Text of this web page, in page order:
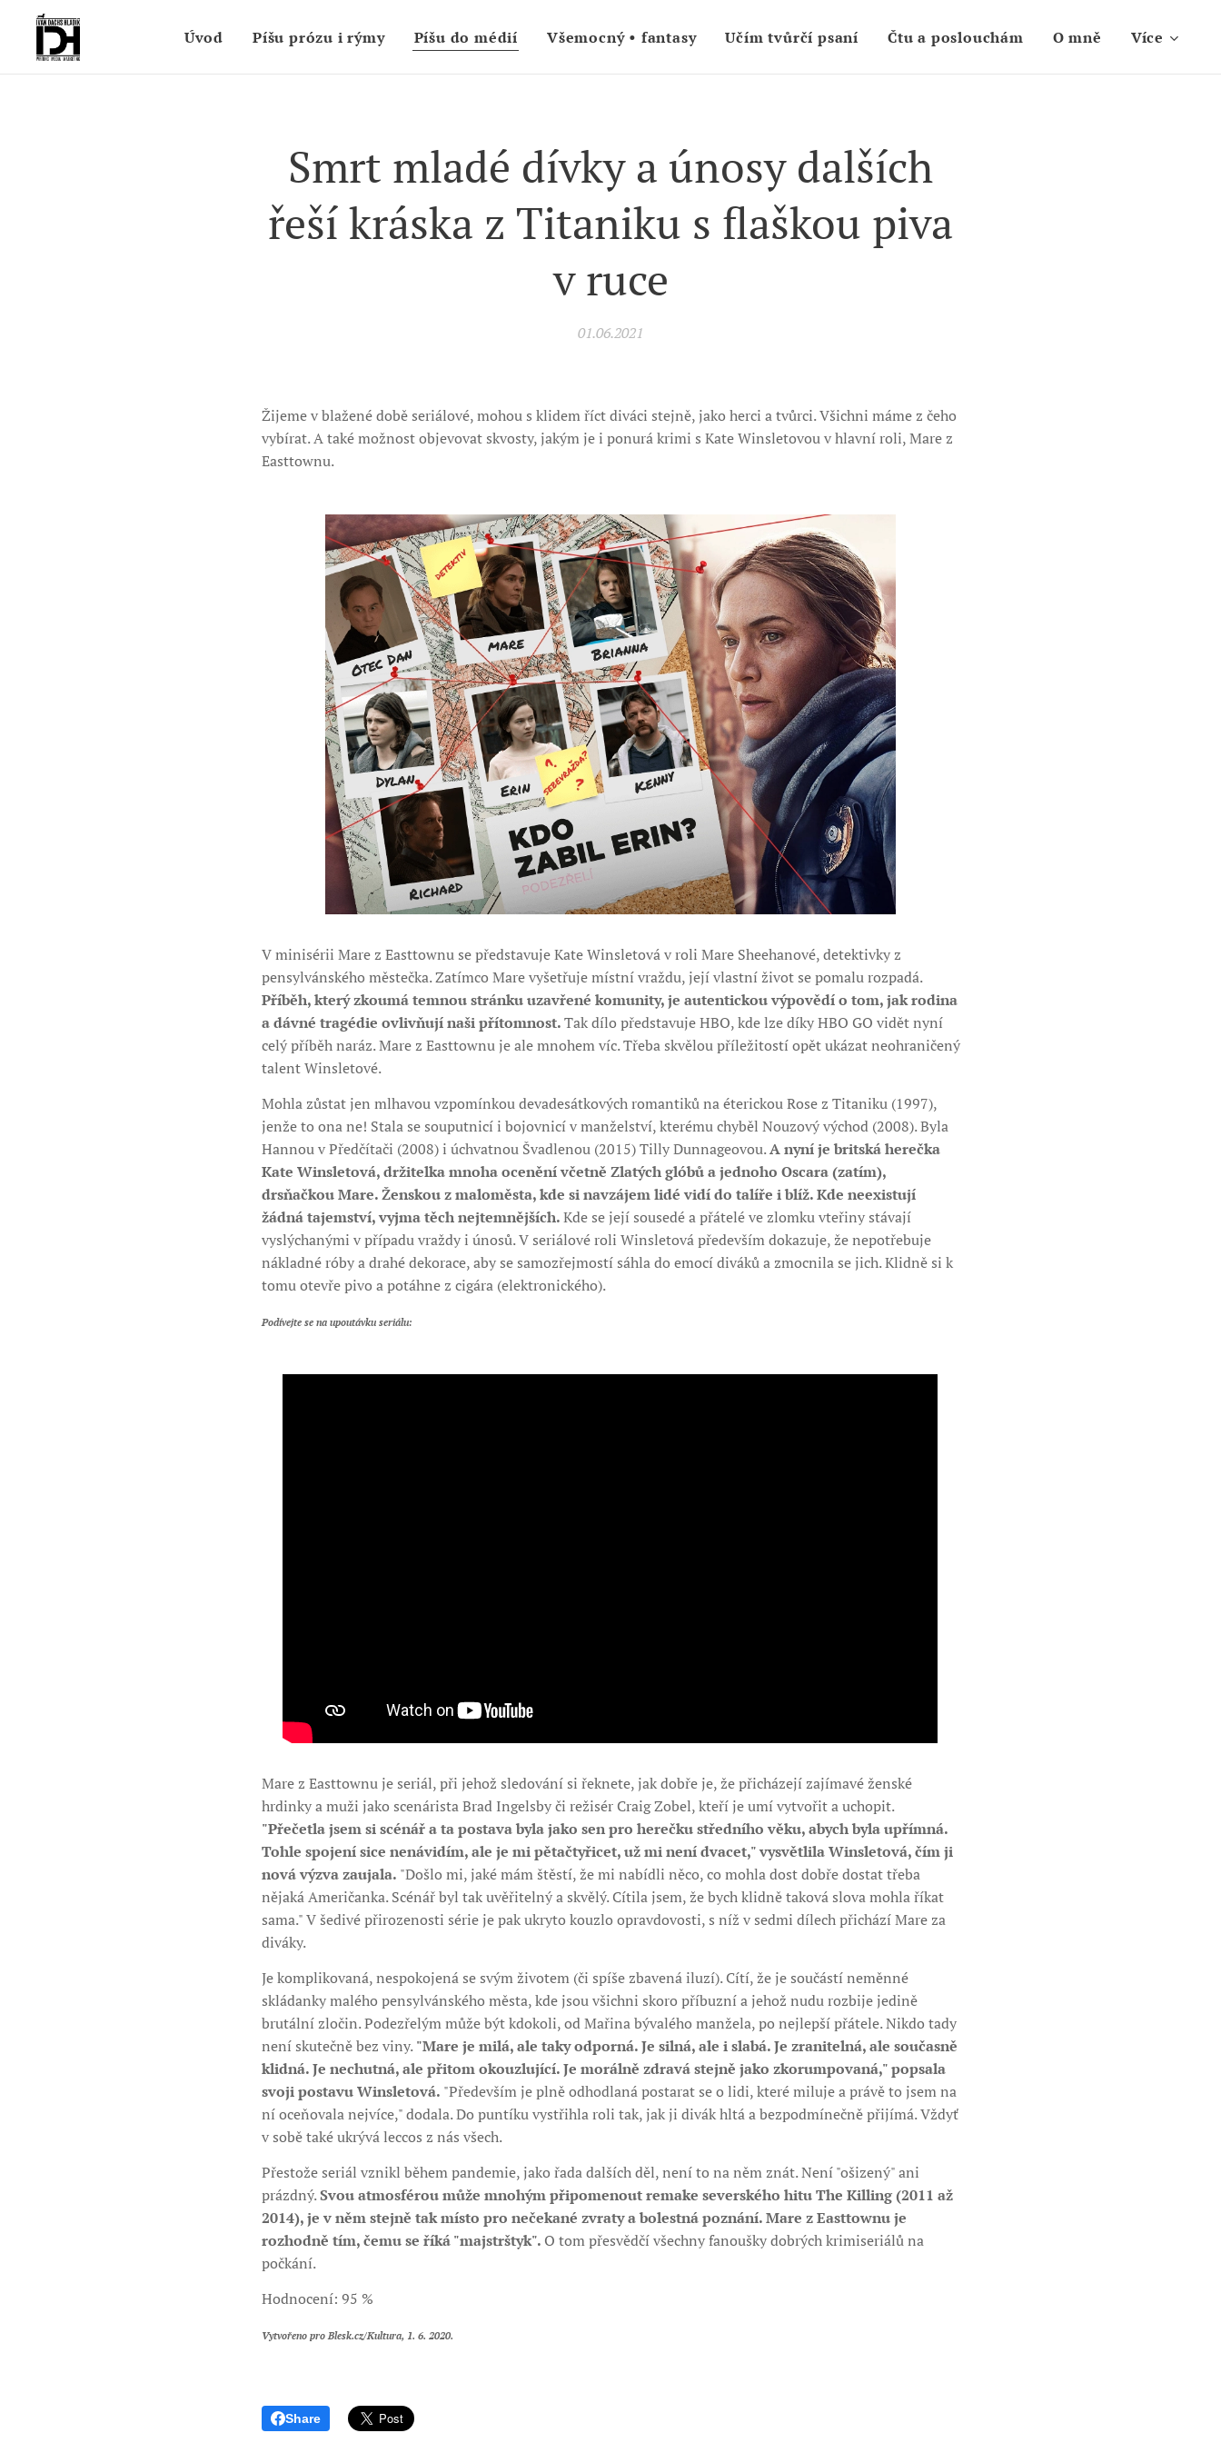
Úvod Píšu prózu i rýmy Píšu do médií Všemocný • fantasy Učím tvůrčí psaní Čtu a poslouchám O mně Více
Smrt mladé dívky a únosy dalších
řeší kráska z Titaniku s flaškou piva
v ruce
01.06.2021
Žijeme v blažené době seriálové, mohou s klidem říct diváci stejně, jako herci a tvůrci. Všichni máme z čeho
vybírat. A také možnost objevovat skvosty, jakým je i ponurá krimi s Kate Winsletovou v hlavní roli, Mare z
Easttownu.
V minisérii Mare z Easttownu se představuje Kate Winsletová v roli Mare Sheehanové, detektivky z
pensylvánského městečka. Zatímco Mare vyšetřuje místní vraždu, její vlastní život se pomalu rozpadá.
Příběh, který zkoumá temnou stránku uzavřené komunity, je autentickou výpovědí o tom, jak rodina
a dávné tragédie ovlivňují naši přítomnost.Tak dílo představuje HBO, kde lze díky HBO GO vidět nyní
celý příběh naráz. Mare z Easttownu je ale mnohem víc. Třeba skvělou příležitostí opět ukázat neohraničený
talent Winsletové.
Mohla zůstat jen mlhavou vzpomínkou devadesátkových romantiků na éterickou Rose z Titaniku (1997),
jenže to ona ne! Stala se souputnicí i bojovnicí v manželství, kterému chyběl Nouzový východ (2008). Byla
Hannou v Předčítači (2008) i úchvatnou Švadlenou (2015) Tilly Dunnageovou.A nyní je britská herečka
Kate Winsletová, držitelka mnoha ocenění včetně Zlatých glóbů a jednoho Oscara (zatím),
drsňačkou Mare. Ženskou z maloměsta, kde si navzájem lidé vidí do talíře i blíž. Kde neexistují
žádná tajemství, vyjma těch nejtemnějších.Kde se její sousedé a přátelé ve zlomku vteřiny stávají
vyslýchanými v případu vraždy i únosů. V seriálové roli Winsletová především dokazuje, že nepotřebuje
nákladné róby a drahé dekorace, aby se samozřejmostí sáhla do emocí diváků a zmocnila se jich. Klidně si k
tomu otevře pivo a potáhne z cigára (elektronického).
Podívejte se na upoutávku seriálu:
Mare z Easttownu je seriál, při jehož sledování si řeknete, jak dobře je, že přicházejí zajímavé ženské
hrdinky a muži jako scenárista Brad Ingelsby či režisér Craig Zobel, kteří je umí vytvořit a uchopit.
"Přečetla jsem si scénář a ta postava byla jako sen pro herečku středního věku, abych byla upřímná.
Tohle spojení sice nenávidím, ale je mi pětačtyřicet, už mi není dvacet," vysvětlila Winsletová, čím ji
nová výzva zaujala. "Došlo mi, jaké mám štěstí, že mi nabídli něco, co mohla dost dobře dostat třeba
nějaká Američanka. Scénář byl tak uvěřitelný a skvělý. Cítila jsem, že bych klidně taková slova mohla říkat
sama." V šedivé přirozenosti série je pak ukryto kouzlo opravdovosti, s níž v sedmi dílech přichází Mare za
diváky.
Je komplikovaná, nespokojená se svým životem (či spíše zbavená iluzí). Cítí, že je součástí neměnné
skládanky malého pensylvánského města, kde jsou všichni skoro příbuzní a jehož nudu rozbije jedině
brutální zločin. Podezřelým může být kdokoli, od Mařina bývalého manžela, po nejlepší přátele. Nikdo tady
není skutečně bez viny."Mare je milá, ale taky odporná. Je silná, ale i slabá. Je zranitelná, ale současně
klidná. Je nechutná, ale přitom okouzlující. Je morálně zdravá stejně jako zkorumpovaná," popsala
svoji postavu Winsletová. "Především je plně odhodlaná postarat se o lidi, které miluje a právě to jsem na
ní oceňovala nejvíce," dodala. Do puntíku vystřihla roli tak, jak ji divák hltá a bezpodmínečně přijímá. Vždyť
v sobě také ukrývá leccos z nás všech.
Přestože seriál vznikl během pandemie, jako řada dalších děl, není to na něm znát. Není "ošizený" ani
prázdný.Svou atmosférou může mnohým připomenout remake severského hitu The Killing (2011 až
2014), je v něm stejně tak místo pro nečekané zvraty a bolestná poznání. Mare z Easttownu je
rozhodně tím, čemu se říká "majstrštyk". O tom přesvědčí všechny fanoušky dobrých krimiseriálů na
počkání.
Hodnocení: 95 %
Vytvořeno pro Blesk.cz/Kultura, 1. 6. 2020.
Share